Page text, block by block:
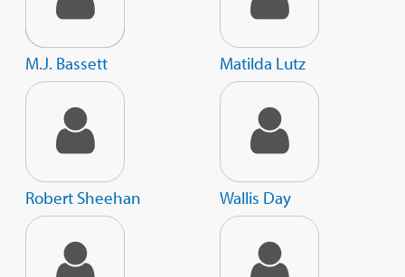
M.J. Bassett Matilda Lutz
Robert Sheehan Wallis Day